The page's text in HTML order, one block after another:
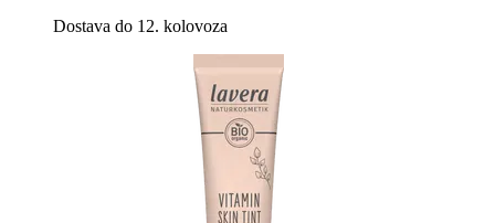
Dostava do 12. kolovoza